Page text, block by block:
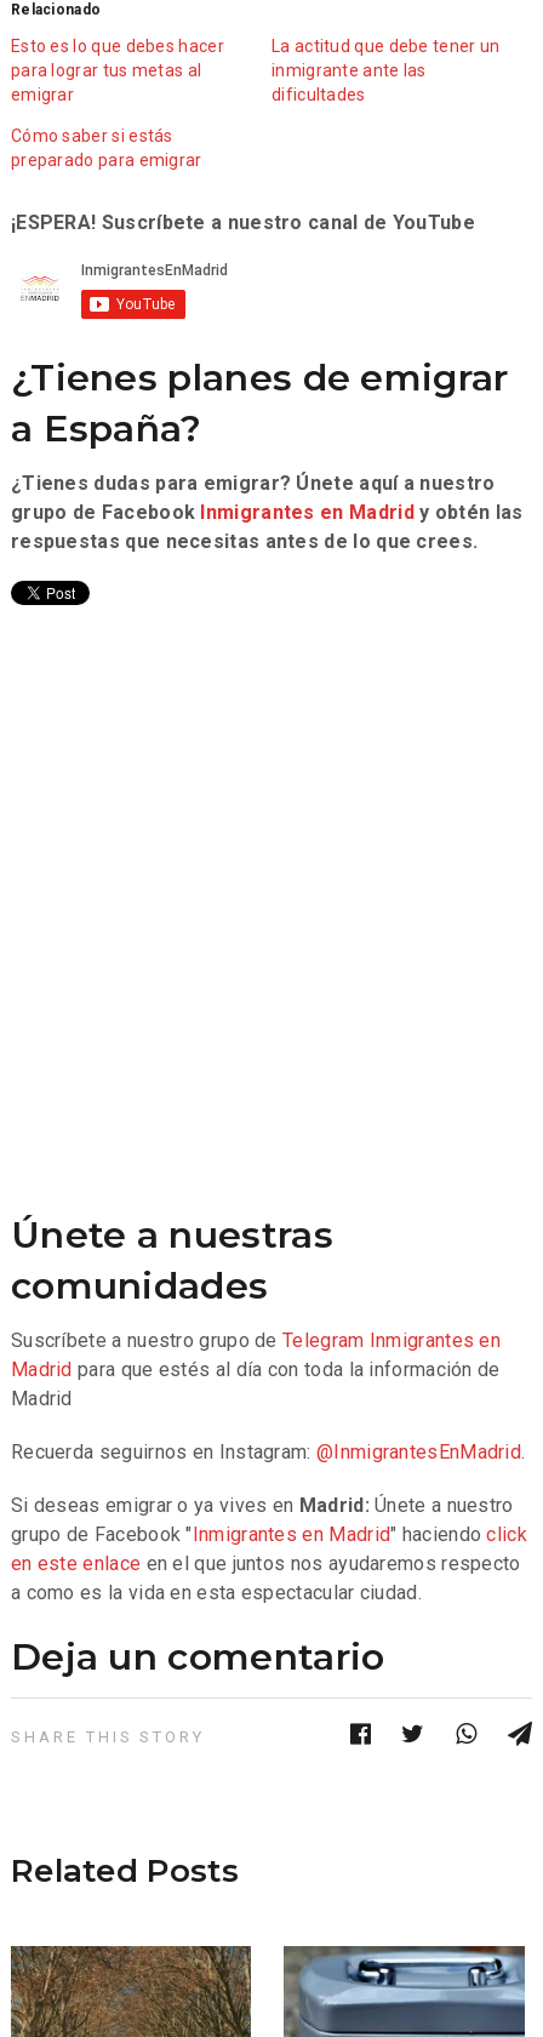
Relacionado
Esto es lo que debes hacer
para lograr tus metas al
emigrar
La actitud que debe tener un
inmigrante ante las
dificultades
Cómo saber si estás
preparado para emigrar
¡ESPERA! Suscríbete a nuestro canal de YouTube
¿Tienes planes de emigrar
a España?
¿Tienes dudas para emigrar? Únete aquí a nuestro
grupo de Facebook Inmigrantes en Madridy obtén las
respuestas que necesitas antes de lo que crees.
Únete a nuestras
comunidades
Suscríbete a nuestro grupo deTelegram Inmigrantes en
Madrid para que estés al día con toda la información de
Madrid
Recuerda seguirnos en Instagram: @InmigrantesEnMadrid.
Si deseas emigrar o ya vives en Madrid:Únete a nuestro
grupo de Facebook "Inmigrantes en Madrid" haciendoclick
en este enlace en el que juntos nos ayudaremos respecto
a como es la vida en esta espectacular ciudad.
Deja un comentario
SHARE THIS STORY
Related Posts